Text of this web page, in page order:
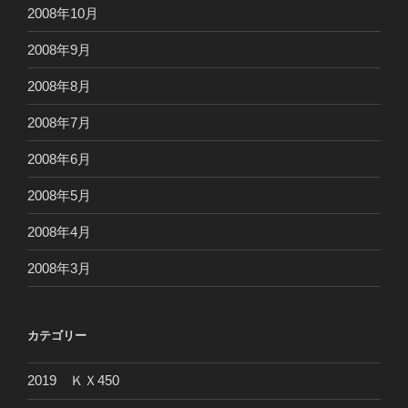
2008年10月
2008年9月
2008年8月
2008年7月
2008年6月
2008年5月
2008年4月
2008年3月
カテゴリー
2019 ＫＸ450